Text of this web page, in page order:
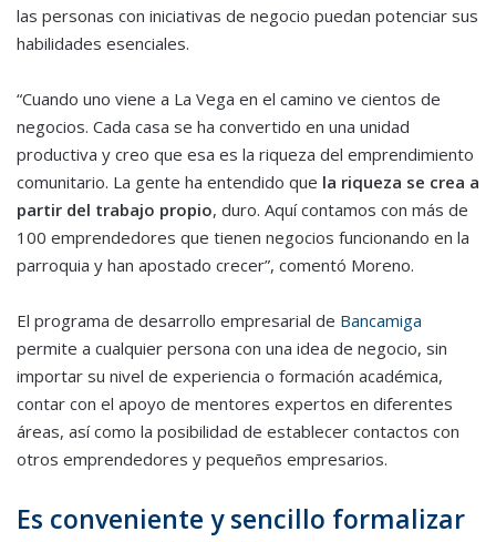
las personas con iniciativas de negocio puedan potenciar sus
habilidades esenciales.
“Cuando uno viene a La Vega en el camino ve cientos de
negocios. Cada casa se ha convertido en una unidad
productiva y creo que esa es la riqueza del emprendimiento
comunitario. La gente ha entendido que la riqueza se crea a
partir del trabajo propio, duro. Aquí contamos con más de
100 emprendedores que tienen negocios funcionando en la
parroquia y han apostado crecer”, comentó Moreno.
El programa de desarrollo empresarial de Bancamiga
permite a cualquier persona con una idea de negocio, sin
importar su nivel de experiencia o formación académica,
contar con el apoyo de mentores expertos en diferentes
áreas, así como la posibilidad de establecer contactos con
otros emprendedores y pequeños empresarios.
Es conveniente y sencillo formalizar